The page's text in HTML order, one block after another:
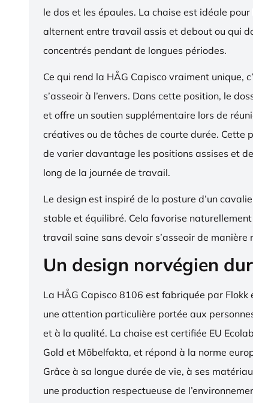
le dos et les épaules. La chaise est idéale
alternent entre travail assis et debout ou qui
concentrés pendant de longues périodes.
Ce qui rend la HÅG Capisco vraiment unique,
s’asseoir à l’envers. Dans cette position, le
et offre un soutien supplémentaire lors de
créatives ou de tâches de courte durée. Cette
de varier davantage les positions assises et
long de la journée de travail.
Le design est inspiré de la posture d’un
stable et équilibré. Cela favorise
travail saine sans devoir s’asseoir de manière
Un design norvégien
La HÅG Capisco 8106 est fabriquée par Flokk
une attention particulière portée aux
et à la qualité. La chaise est certifiée EU
Gold et Möbelfakta, et répond à la norme
Grâce à sa longue durée de vie, à ses
une production respectueuse de